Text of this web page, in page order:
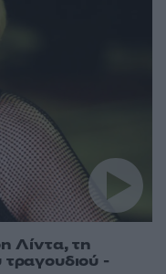
Λίντα, τη
-